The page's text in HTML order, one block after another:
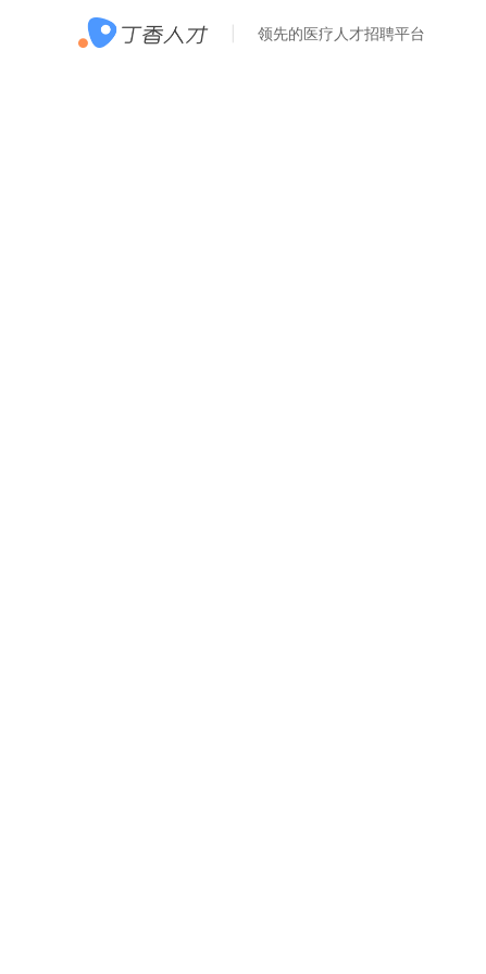
领先的医疗人才招聘平台